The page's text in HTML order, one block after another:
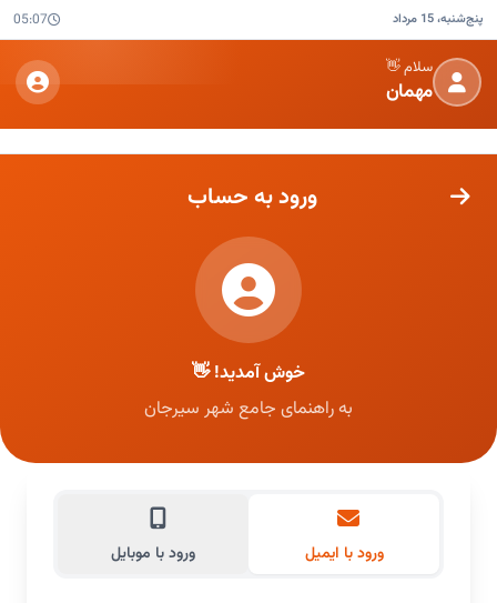
پنج‌شنبه، 15 مرداد 05:07
سلام 👋
مهمان
ورود به حساب
خوش آمدید! 👋
به راهنمای جامع شهر سیرجان
ورود با ایمیل ورود با موبایل